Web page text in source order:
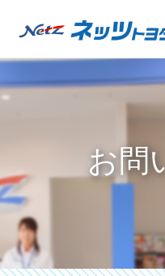
お問